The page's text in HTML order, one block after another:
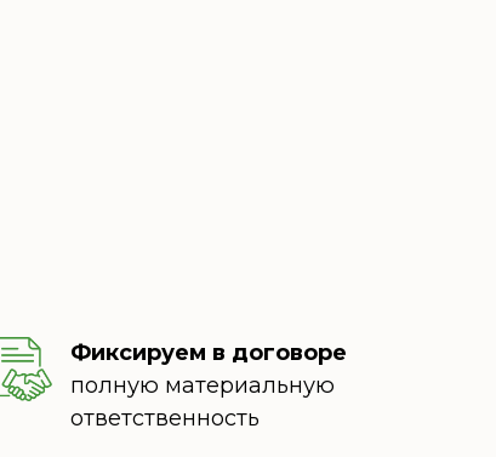
Фиксируем в договоре
полную материальную
ответственность